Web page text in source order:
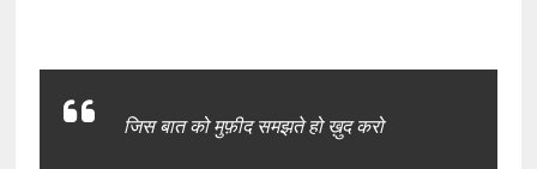
जिस बात को मुफ़ीद समझते हो ख़ुद करो